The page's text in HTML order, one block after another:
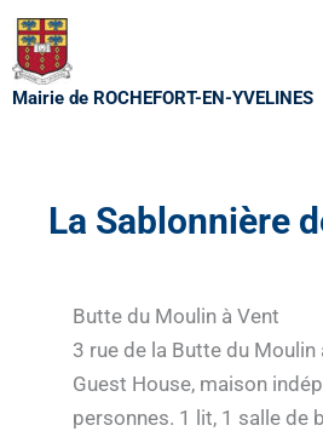
Aller
au
contenu
Mairie de ROCHEFORT-EN-YVELINES
La Sablonnière
Butte du Moulin à Vent
3 rue de la Butte du Moulin
Guest House, maison
personnes. 1 lit, 1 salle de